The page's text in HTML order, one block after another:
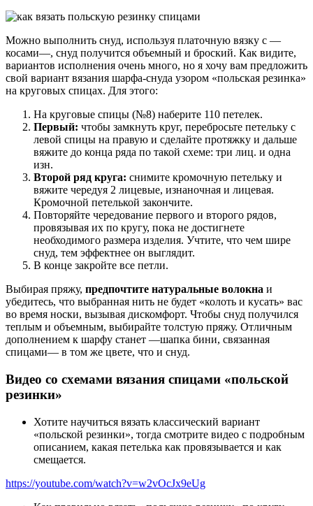
Можно выполнить снуд, используя платочную вязку с —
косами—, снуд получится объемный и броский. Как видите,
вариантов исполнения очень много, но я хочу вам предложить
свой вариант вязания шарфа-снуда узором «польская резинка»
на круговых спицах. Для этого:
На круговые спицы (№8) наберите 110 петелек.
Первый: чтобы замкнуть круг, перебросьте петельку с
левой спицы на правую и сделайте протяжку и дальше
вяжите до конца ряда по такой схеме: три лиц. и одна
изн.
Второй ряд круга: снимите кромочную петельку и
вяжите чередуя 2 лицевые, изнаночная и лицевая.
Кромочной петелькой закончите.
Повторяйте чередование первого и второго рядов,
провязывая их по кругу, пока не достигнете
необходимого размера изделия. Учтите, что чем шире
снуд, тем эффектнее он выглядит.
В конце закройте все петли.
Выбирая пряжу, предпочтите натуральные волокна и
убедитесь, что выбранная нить не будет «колоть и кусать» вас
во время носки, вызывая дискомфорт. Чтобы снуд получился
теплым и объемным, выбирайте толстую пряжу. Отличным
дополнением к шарфу станет —шапка бини, связанная
спицами— в том же цвете, что и снуд.
Видео со схемами вязания спицами «польской
резинки»
Хотите научиться вязать классический вариант
«польской резинки», тогда смотрите видео с подробным
описанием, какая петелька как провязывается и как
смещается.
https://youtube.com/watch?v=w2vOcJx9eUg